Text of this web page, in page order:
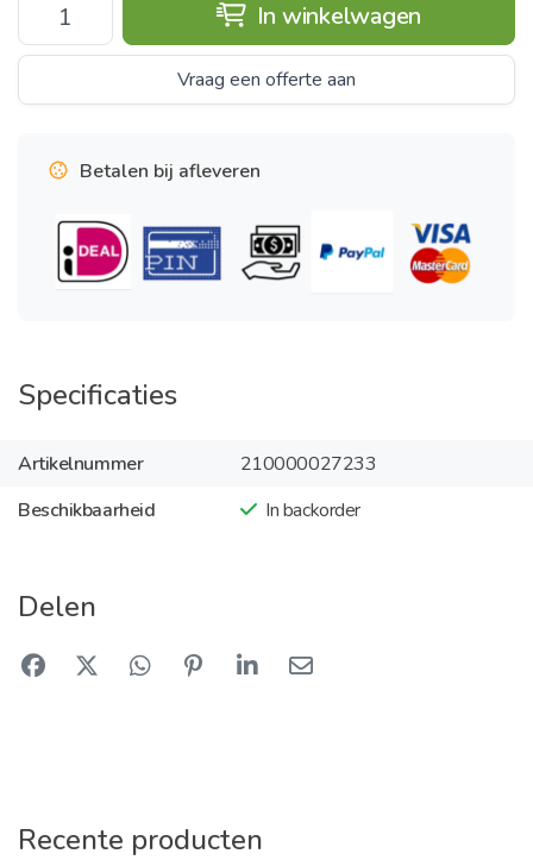
In winkelwagen
Vraag een offerte aan
Betalen bij afleveren
Specificaties
Artikelnummer
210000027233
Beschikbaarheid
In backorder
Delen
Recente producten